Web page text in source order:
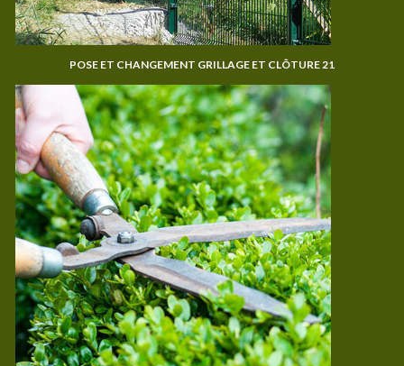
POSE ET CHANGEMENT GRILLAGE ET CLÔTURE 21